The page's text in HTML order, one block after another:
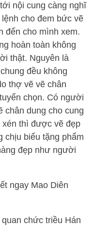
nội cung càng nghĩ
cho đem bức vẽ
đến cho mình xem.
hoàn toàn không
thật. Nguyên là
đều không
thợ vẽ vẽ chân
chọn. Có người
chân dung cho cung
xén thì được vẽ đẹp
chịu biếu tặng phẩm
đẹp như người
ngay Mao Diên
chức triều Hán